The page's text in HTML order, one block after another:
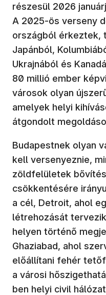
részesül 2026
A 2025-ös verseny
országból érkeztek,
Japánból,
Ukrajnából és
80 millió ember
városok olyan
amelyek helyi
átgondolt
Budapestnek olyan
kell versenyeznie,
zöldfelületek
csökkentésére
a cél, Detroit, ahol
létrehozását
helyen történő
Ghaziabad, ahol
előállítani fehér
a városi
ben helyi civil